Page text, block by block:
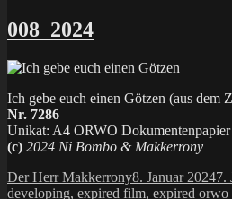
008_2024
Ich gebe euch einen Götzen (aus dem
Nr. 7286
Unikat: A4 ORWO Dokumentenpapier
(c) 2024 Ni Bombo & Makkerrony
Autor
Der Herr MakkerronyVeröffentlicht
am
8. Januar 20247.
developing, expired film, expired orwo